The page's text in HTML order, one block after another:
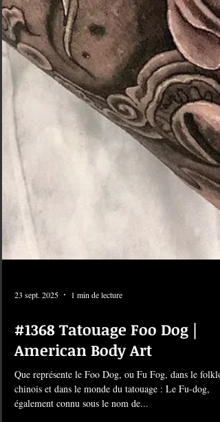
23 sept. 2025 1 min de lecture
#1368 Tatouage Foo Dog |
American Body Art